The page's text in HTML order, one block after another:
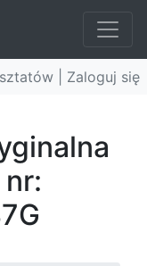
| Zaloguj się